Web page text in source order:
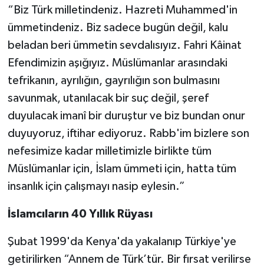
“Biz Türk milletindeniz. Hazreti Muhammed'in
ümmetindeniz. Biz sadece bugün değil, kalu
beladan beri ümmetin sevdalısıyız. Fahri Kâinat
Efendimizin aşığıyız. Müslümanlar arasındaki
tefrikanın, ayrılığın, gayrılığın son bulmasını
savunmak, utanılacak bir suç değil, şeref
duyulacak imanî bir duruştur ve biz bundan onur
duyuyoruz, iftihar ediyoruz. Rabb'im bizlere son
nefesimize kadar milletimizle birlikte tüm
Müslümanlar için, İslam ümmeti için, hatta tüm
insanlık için çalışmayı nasip eylesin.”
İslamcıların 40 Yıllık Rüyası
Şubat 1999'da Kenya'da yakalanıp Türkiye'ye
getirilirken “Annem de Türk’tür. Bir fırsat verilirse